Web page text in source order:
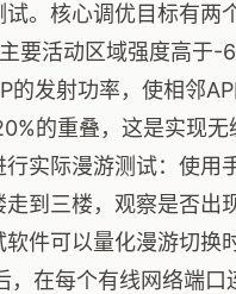
试。核心调优目标有两
要活动区域强度高于-
的发射功率，使相邻
的重叠，这是实现无
实际漫游测试：使用
到三楼，观察是否出
软件可以量化漫游切换
在每个有线网络端口